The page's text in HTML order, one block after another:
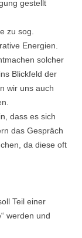
gestellt
zu sog.
Energien.
solcher
Blickfeld der
wir uns auch
dass es sich
das Gespräch
da diese oft
Teil einer
werden und